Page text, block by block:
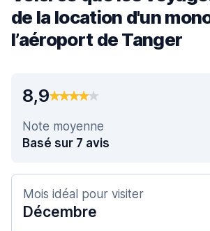
de la location d'un
l’aéroport de Tanger
8,9
Note moyenne
Basé sur 7 avis
Mois idéal pour visiter
Décembre